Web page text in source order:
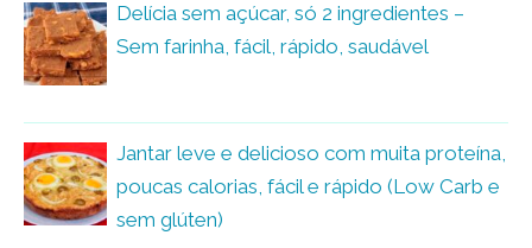
Delícia sem açúcar, só 2 ingredientes –
Sem farinha, fácil, rápido, saudável
Jantar leve e delicioso com muita proteína,
poucas calorias, fácil e rápido (Low Carb e
sem glúten)